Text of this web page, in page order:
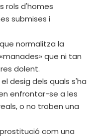
rols d'homes
submises i
normalitza la
que ni tan
dolent.
desig dels quals s'ha
enfrontar-se a les
o no troben una
com una